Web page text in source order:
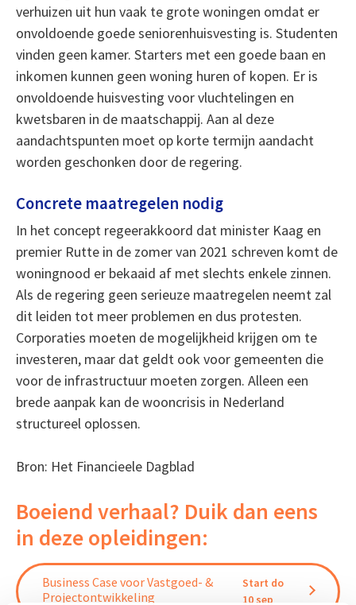
verhuizen uit hun vaak te grote woningen omdat er
onvoldoende goede seniorenhuisvesting is. Studenten
vinden geen kamer. Starters met een goede baan en
inkomen kunnen geen woning huren of kopen. Er is
onvoldoende huisvesting voor vluchtelingen en
kwetsbaren in de maatschappij. Aan al deze
aandachtspunten moet op korte termijn aandacht
worden geschonken door de regering.
Concrete maatregelen nodig
In het concept regeerakkoord dat minister Kaag en
premier Rutte in de zomer van 2021 schreven komt de
woningnood er bekaaid af met slechts enkele zinnen.
Als de regering geen serieuze maatregelen neemt zal
dit leiden tot meer problemen en dus protesten.
Corporaties moeten de mogelijkheid krijgen om te
investeren, maar dat geldt ook voor gemeenten die
voor de infrastructuur moeten zorgen. Alleen een
brede aanpak kan de wooncrisis in Nederland
structureel oplossen.
Bron: Het Financieele Dagblad
Boeiend verhaal? Duik dan eens
in deze opleidingen:
Business Case voor Vastgoed- &
Projectontwikkeling
Start do
10 sep